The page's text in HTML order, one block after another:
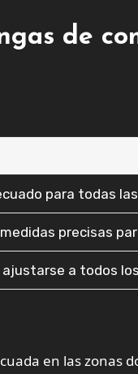
de
para todas
precisas
ajustarse a todos
en las zonas